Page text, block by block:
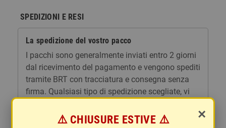
SPEDIZIONI E RESI
La spedizione del vostro pacco
I pacchi sono generalmente inviati entro 2 giorni
dal ricevimento del pagamento e vengono spediti
tramite BRT con tracciatura e consegna senza
firma. Qualsiasi tipo di spedizione scegliate, vi
×
⚠️ CHIUSURE ESTIVE ⚠️